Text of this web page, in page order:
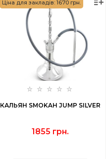
Ціна для закладів: 1670 грн.
КАЛЬЯН SMOKAH JUMP SILVER
1855 грн.